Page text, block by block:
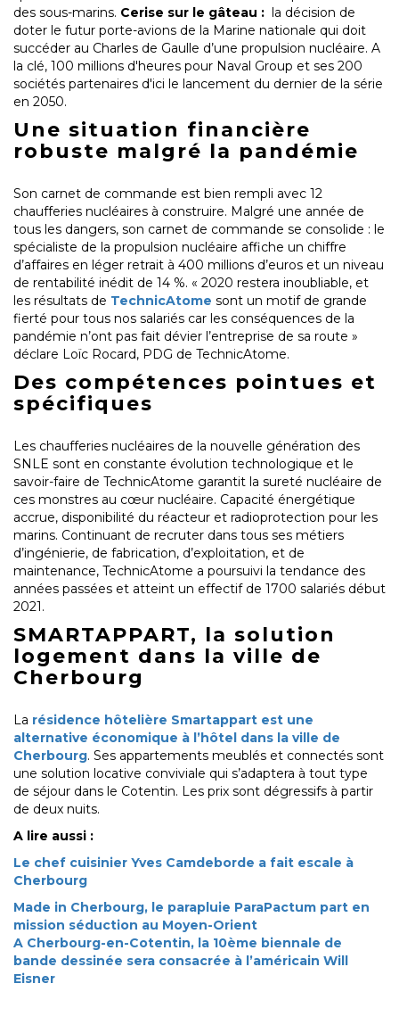
des sous-marins. Cerise sur le gâteau : la décision de
doter le futur porte-avions de la Marine nationale qui doit
succéder au Charles de Gaulle d’une propulsion nucléaire. A
la clé, 100 millions d'heures pour Naval Group et ses 200
sociétés partenaires d'ici le lancement du dernier de la série
en 2050.
Une situation financière
robuste malgré la pandémie
Son carnet de commande est bien rempli avec 12
chaufferies nucléaires à construire. Malgré une année de
tous les dangers, son carnet de commande se consolide : le
spécialiste de la propulsion nucléaire affiche un chiffre
d’affaires en léger retrait à 400 millions d’euros et un niveau
de rentabilité inédit de 14 %. « 2020 restera inoubliable, et
les résultats de TechnicAtome sont un motif de grande
fierté pour tous nos salariés car les conséquences de la
pandémie n’ont pas fait dévier l’entreprise de sa route »
déclare Loïc Rocard, PDG de TechnicAtome.
Des compétences pointues et
spécifiques
Les chaufferies nucléaires de la nouvelle génération des
SNLE sont en constante évolution technologique et le
savoir-faire de TechnicAtome garantit la sureté nucléaire de
ces monstres au cœur nucléaire. Capacité énergétique
accrue, disponibilité du réacteur et radioprotection pour les
marins. Continuant de recruter dans tous ses métiers
d’ingénierie, de fabrication, d’exploitation, et de
maintenance, TechnicAtome a poursuivi la tendance des
années passées et atteint un effectif de 1700 salariés début
2021.
SMARTAPPART, la solution
logement dans la ville de
Cherbourg
La résidence hôtelière Smartappart est une
alternative économique à l’hôtel dans la ville de
Cherbourg. Ses appartements meublés et connectés sont
une solution locative conviviale qui s’adaptera à tout type
de séjour dans le Cotentin. Les prix sont dégressifs à partir
de deux nuits.
A lire aussi :
Le chef cuisinier Yves Camdeborde a fait escale à
Cherbourg
Made in Cherbourg, le parapluie ParaPactum part en
mission séduction au Moyen-Orient
A Cherbourg-en-Cotentin, la 10ème biennale de
bande dessinée sera consacrée à l’américain Will
Eisner